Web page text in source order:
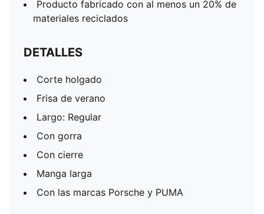
Producto fabricado con al menos un 20% de
materiales reciclados
DETALLES
Corte holgado
Frisa de verano
Largo: Regular
Con gorra
Con cierre
Manga larga
Con las marcas Porsche y PUMA